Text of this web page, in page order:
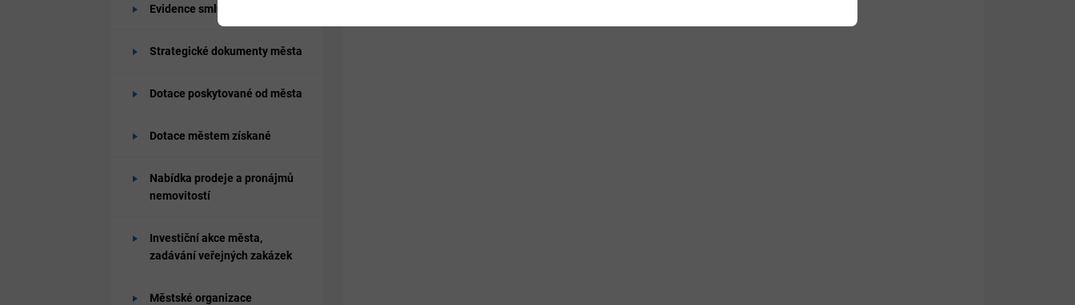
Evidence smluv
Strategické dokumenty města
Dotace poskytované od města
Dotace městem získané
Nabídka prodeje a pronájmů
nemovitostí
Investiční akce města,
zadávání veřejných zakázek
Městské organizace